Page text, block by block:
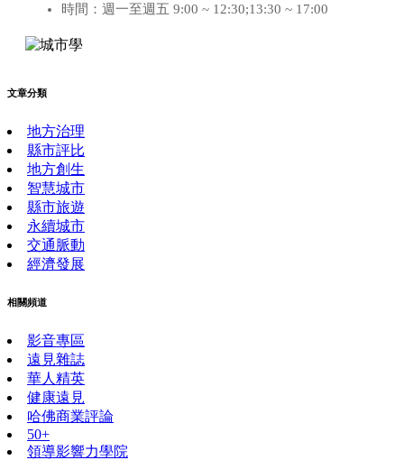
時間：週一至週五 9:00 ~ 12:30;13:30 ~ 17:00
文章分類
地方治理
縣市評比
地方創生
智慧城市
縣市旅遊
永續城市
交通脈動
經濟發展
相關頻道
影音專區
遠見雜誌
華人精英
健康遠見
哈佛商業評論
50+
領導影響力學院